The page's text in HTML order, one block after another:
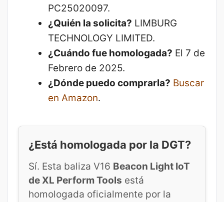
PC25020097.
¿Quién la solicita? LIMBURG
TECHNOLOGY LIMITED.
¿Cuándo fue homologada? El 7 de
Febrero de 2025.
¿Dónde puedo comprarla? Buscar
en Amazon.
¿Está homologada por la DGT?
Sí. Esta baliza V16 Beacon Light IoT
de XL Perform Tools está
homologada oficialmente por la